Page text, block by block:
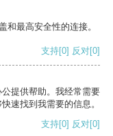
和最高安全性的连接。
支持[0] 反对[0]
提供帮助。我经常需要
速找到我需要的信息。
支持[0] 反对[0]